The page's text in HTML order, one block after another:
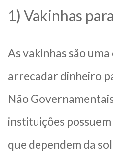
1) Vakinhas
As vakinhas são
arrecadar dinheiro
Não
instituições
que dependem da